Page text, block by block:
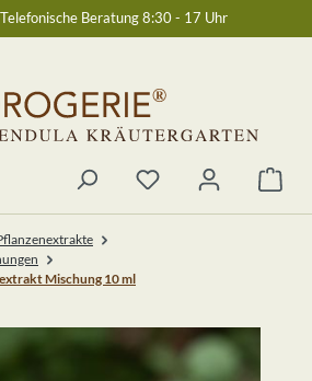
Telefonische Beratung 8:30 - 17 Uhr
Du hast 0 Produkte
Mischung 10 ml